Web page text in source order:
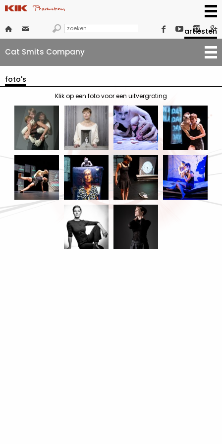
      
artiesten
Cat Smits Company
foto's
Klik op een foto voor een uitvergroting